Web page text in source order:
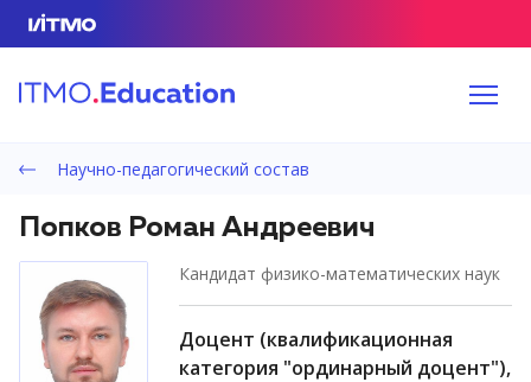
Научно-педагогический состав
Попков Роман Андреевич
кандидат физико-математических наук
доцент (квалификационная
категория "ординарный доцент"),